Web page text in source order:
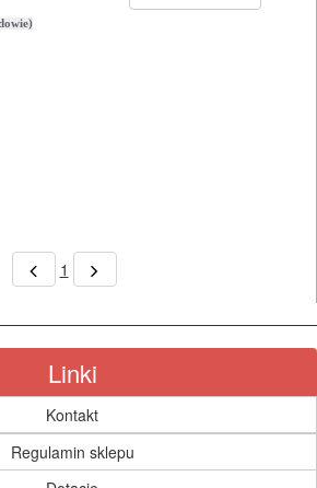
1
Linki
Kontakt
Regulamin sklepu